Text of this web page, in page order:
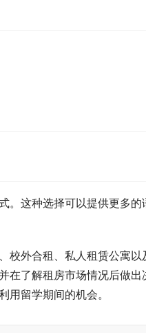
。这种选择可以提供更多的
校外合租、私人租赁公寓以
在了解租房市场情况后做出
留学期间的机会。